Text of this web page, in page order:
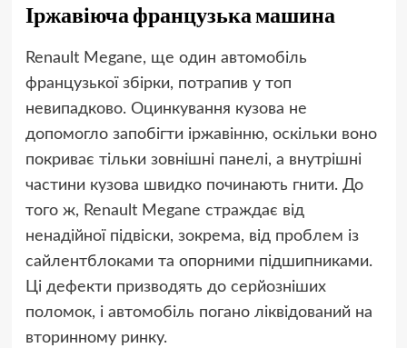
Іржавіюча французька машина
Renault Megane, ще один автомобіль
французької збірки, потрапив у топ
невипадково. Оцинкування кузова не
допомогло запобігти іржавінню, оскільки воно
покриває тільки зовнішні панелі, а внутрішні
частини кузова швидко починають гнити. До
того ж, Renault Megane страждає від
ненадійної підвіски, зокрема, від проблем із
сайлентблоками та опорними підшипниками.
Ці дефекти призводять до серйозніших
поломок, і автомобіль погано ліквідований на
вторинному ринку.